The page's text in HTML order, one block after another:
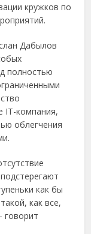
кружков по
Дабылов
полностью
IT-компания,
облегчения
как бы
как все,
говорит